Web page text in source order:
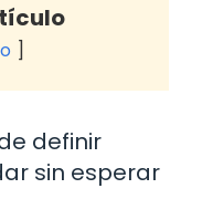
definir
sin esperar